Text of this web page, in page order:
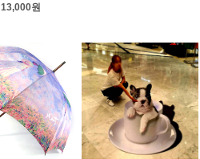
13,000원